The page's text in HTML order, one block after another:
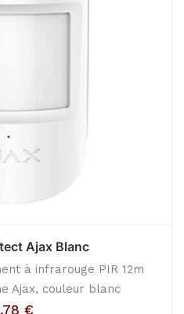
Ajax Blanc
à infrarouge PIR 12m
Ajax, couleur blanc
€